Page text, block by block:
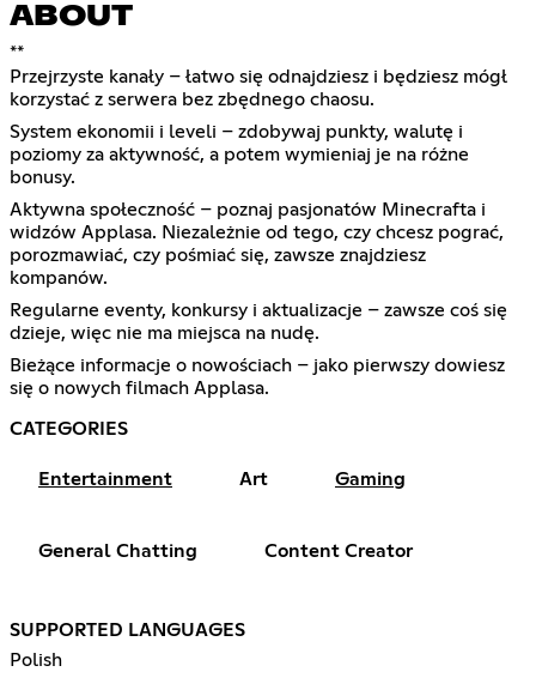
ABOUT
**
Przejrzyste kanały – łatwo się odnajdziesz i będziesz mógł
korzystać z serwera bez zbędnego chaosu.
System ekonomii i leveli – zdobywaj punkty, walutę i
poziomy za aktywność, a potem wymieniaj je na różne
bonusy.
Aktywna społeczność – poznaj pasjonatów Minecrafta i
widzów Applasa. Niezależnie od tego, czy chcesz pograć,
porozmawiać, czy pośmiać się, zawsze znajdziesz
kompanów.
Regularne eventy, konkursy i aktualizacje – zawsze coś się
dzieje, więc nie ma miejsca na nudę.
Bieżące informacje o nowościach – jako pierwszy dowiesz
się o nowych filmach Applasa.
CATEGORIES
Entertainment Art Gaming
General Chatting Content Creator
SUPPORTED LANGUAGES
Polish